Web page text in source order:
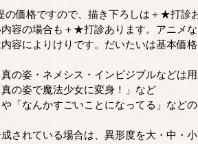
の価格ですので、描き下ろしは＋★打診
内容の場合も＋★打診あります。アニメ
内容によりけりです。だいたいは基本価
真の姿・ネメシス・インビジブルなどは
真の姿で魔法少女に変身！」など
「なんかすごいことになってる」など
されている場合は、異形度を大・中・